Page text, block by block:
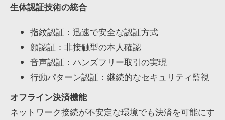
生体認証技術の統合
指紋認証：迅速で安全な認証方式
顔認証：非接触型の本人確認
音声認証：ハンズフリー取引の実現
行動パターン認証：継続的なセキュリティ監視
オフライン決済機能
ネットワーク接続が不安定な環境でも決済を可能にす